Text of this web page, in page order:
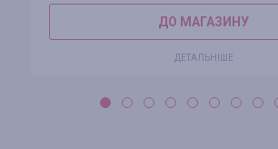
ДО МАГАЗИНУ
ДЕТАЛЬНІШЕ